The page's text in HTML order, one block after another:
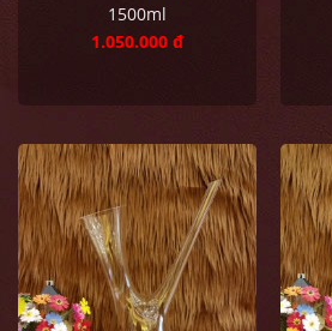
1500ml
1.050.000 đ